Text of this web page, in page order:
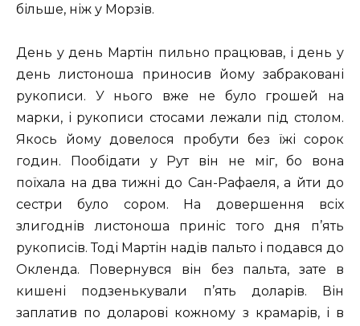
більше, ніж у Морзів.
День у день Мартін пильно працював, і день у
день листоноша приносив йому забраковані
рукописи. У нього вже не було грошей на
марки, і рукописи стосами лежали під столом.
Якось йому довелося пробути без їжі сорок
годин. Пообідати у Рут він не міг, бо вона
поїхала на два тижні до Сан-Рафаеля, а йти до
сестри було сором. На довершення всіх
злигоднів листоноша приніс того дня п’ять
рукописів. Тоді Мартін надів пальто і подався до
Окленда. Повернувся він без пальта, зате в
кишені подзенькували п’ять доларів. Він
заплатив по доларові кожному з крамарів, і в